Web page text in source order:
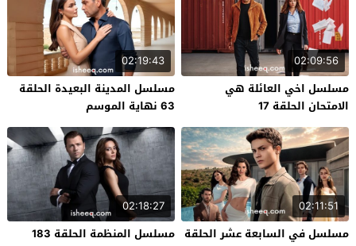
02:09:56
مسلسل اخي العائلة هي
الامتحان الحلقة 17
02:19:43
مسلسل المدينة البعيدة الحلقة
63 نهاية الموسم
02:11:51
مسلسل في السابعة عشر الحلقة
02:18:27
مسلسل المنظمة الحلقة 183